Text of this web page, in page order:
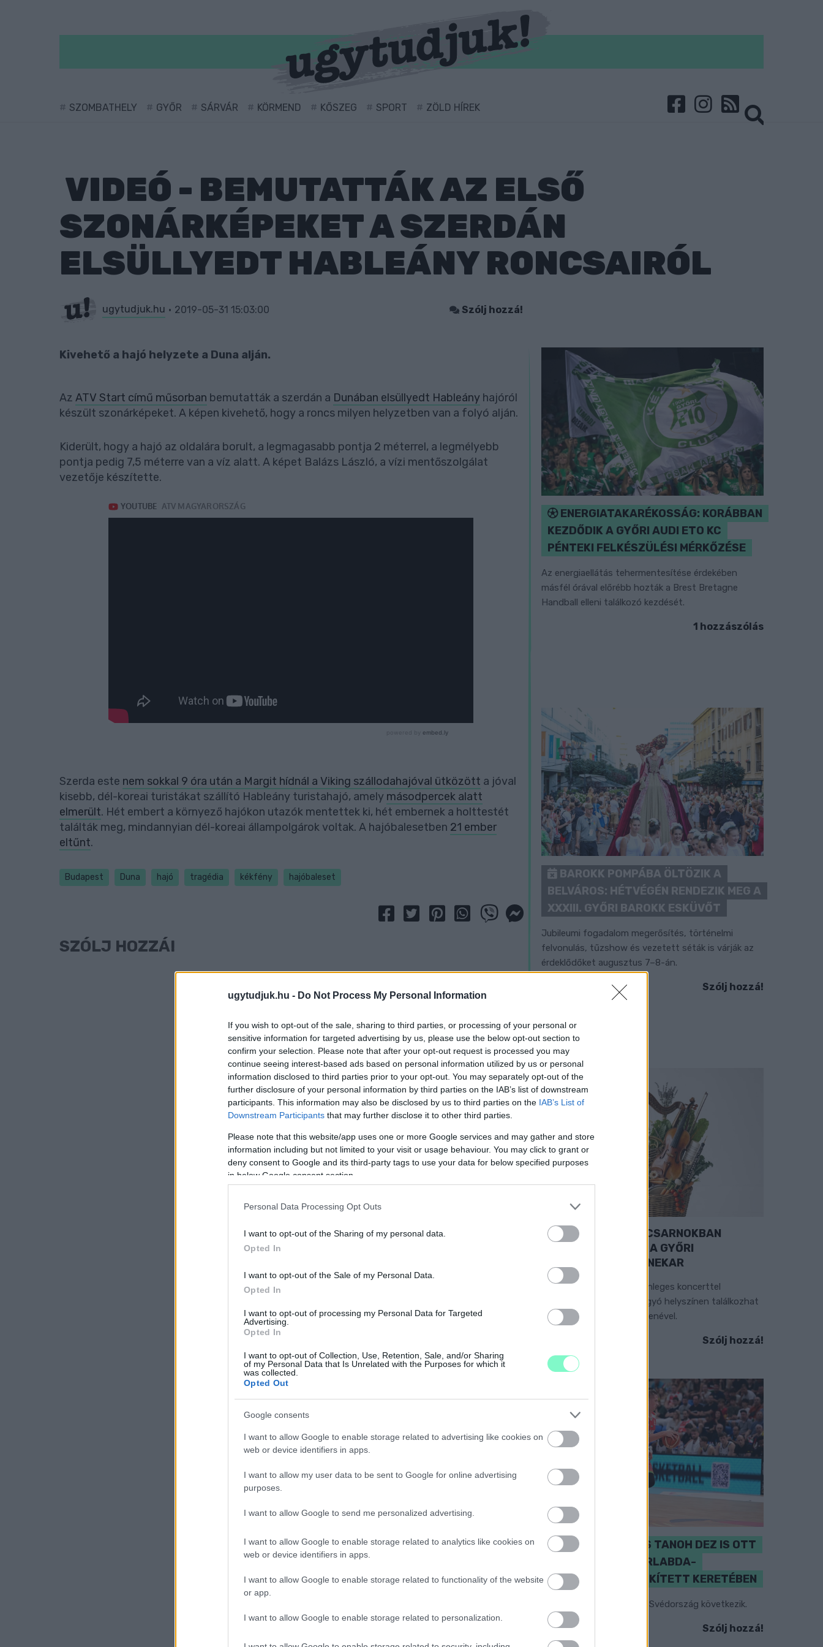
ugytudjuk.hu - Do Not Process My Personal Information
If you wish to opt-out of the sale, sharing to third parties, or processing of your personal or
sensitive information for targeted advertising by us, please use the below opt-out section to
confirm your selection. Please note that after your opt-out request is processed you may
continue seeing interest-based ads based on personal information utilized by us or personal
information disclosed to third parties prior to your opt-out. You may separately opt-out of the
further disclosure of your personal information by third parties on the IAB’s list of downstream
participants. This information may also be disclosed by us to third parties on the IAB’s List of
Downstream Participants that may further disclose it to other third parties.
Please note that this website/app uses one or more Google services and may gather and store
information including but not limited to your visit or usage behaviour. You may click to grant or
deny consent to Google and its third-party tags to use your data for below specified purposes
in below Google consent section.
Personal Data Processing Opt Outs
I want to opt-out of the Sharing of my personal data.
Opted In
I want to opt-out of the Sale of my Personal Data.
Opted In
I want to opt-out of processing my Personal Data for Targeted
Advertising.
Opted In
I want to opt-out of Collection, Use, Retention, Sale, and/or Sharing
of my Personal Data that Is Unrelated with the Purposes for which it
was collected.
Opted Out
Google consents
I want to allow Google to enable storage related to advertising like cookies on
web or device identifiers in apps.
I want to allow my user data to be sent to Google for online advertising
purposes.
I want to allow Google to send me personalized advertising.
I want to allow Google to enable storage related to analytics like cookies on
web or device identifiers in apps.
I want to allow Google to enable storage related to functionality of the website
or app.
I want to allow Google to enable storage related to personalization.
SZOMBATHELY GYŐR SÁRVÁR KÖRMEND KŐSZEG SPORT ZÖLD HÍREK
VIDEÓ - BEMUTATTÁK AZ ELSŐ
SZONÁRKÉPEKET A SZERDÁN
ELSÜLLYEDT HABLEÁNY RONCSAIRÓL
ugytudjuk.hu 2019-05-31 15:03:00 Szólj hozzá!
Kivehető a hajó helyzete a Duna alján.
Az ATV Start című műsorban bemutatták a szerdán a Dunában elsüllyedt Hableány hajóról
készült szonárképeket. A képen kivehető, hogy a roncs milyen helyzetben van a folyó alján.
Kiderült, hogy a hajó az oldalára borult, a legmagasabb pontja 2 méterrel, a legmélyebb
pontja pedig 7,5 méterre van a víz alatt. A képet Balázs László, a vízi mentőszolgálat
vezetője készítette.
Szerda este nem sokkal 9 óra után a Margit hídnál a Viking szállodahajóval ütközött a jóval
kisebb, dél-koreai turistákat szállító Hableány turistahajó, amely másodpercek alatt
elmerült. Hét embert a környező hajókon utazók mentettek ki, hét embernek a holttestét
találták meg, mindannyian dél-koreai állampolgárok voltak. A hajóbalesetben 21 ember
eltűnt.
Budapest Duna hajó tragédia kékfény hajóbaleset
SZÓLJ HOZZÁ!
ENERGIATAKARÉKOSSÁG: KORÁBBAN
KEZDŐDIK A GYŐRI AUDI ETO KC
PÉNTEKI FELKÉSZÜLÉSI MÉRKŐZÉSE
Az energiaellátás tehermentesítése érdekében
másfél órával előrébb hozták a Brest Bretagne
Handball elleni találkozó kezdését.
1 hozzászólás
BAROKK POMPÁBA ÖLTÖZIK A
BELVÁROS: HÉTVÉGÉN RENDEZIK MEG A
XXXIII. GYŐRI BAROKK ESKÜVŐT
Jubileumi fogadalom megerősítés, történelmi
felvonulás, tűzshow és vezetett séták is várják az
érdeklődőket augusztus 7–8-án.
Szólj hozzá!
EXTRA: A VÁSÁRCSARNOKBAN
NYITJA ÚJ ÉVADÁT A GYŐRI
FILHARMONIKUS ZENEKAR
A „Zenélő piac” című különleges koncerttel
szeptember 7-én rendhagyó helyszínen találkozhat
a közönség a klasszikus zenével.
Szólj hozzá!
PERL, VÁRADI ÉS TANOH DEZ IS OTT
VAN A FÉRFI KOSÁRLABDA-
VÁLOGATOTT SZŰKÍTETT KERETÉBEN
Észtország, Szlovénia és Svédország következik.
Szólj hozzá!